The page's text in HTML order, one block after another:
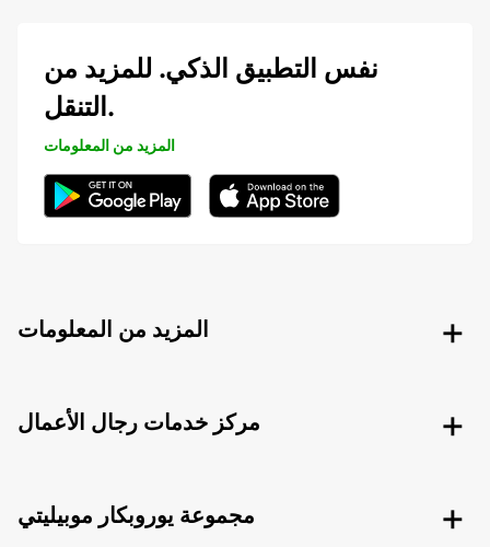
نفس التطبيق الذكي. للمزيد من
التنقل.
المزيد من المعلومات
المزيد من المعلومات
مركز خدمات رجال الأعمال
مجموعة يوروبكار موبيليتي